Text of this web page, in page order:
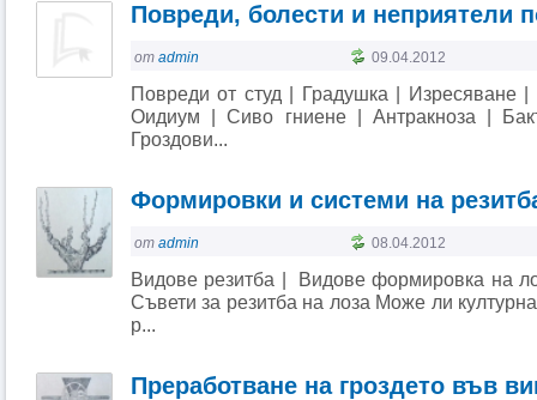
Повреди, болести и неприятели
от admin 09.04.2012
Повреди от студ | Градушка | Изресяване
Оидиум | Сиво гниене | Антракноза |
Гроздови...
Формировки и системи на
от admin 08.04.2012
Видове резитба | Видове формировка на
Съвети за резитба на лоза Може ли
р...
Преработване на гроздето във